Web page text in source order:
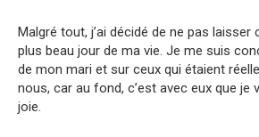
Malgré tout, j’ai décidé de ne pas
plus beau jour de ma vie. Je me suis
de mon mari et sur ceux qui étaient
nous, car au fond, c’est avec eux que je
joie.